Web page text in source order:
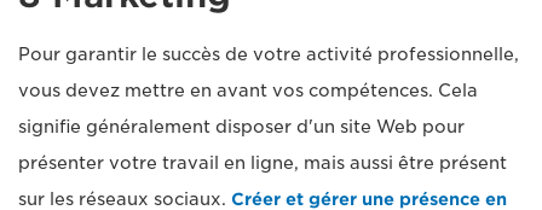
Pour garantir le succès de votre activité professionnelle,
vous devez mettre en avant vos compétences. Cela
signifie généralement disposer d'un site Web pour
présenter votre travail en ligne, mais aussi être présent
sur les réseaux sociaux. Créer et gérer une présence en